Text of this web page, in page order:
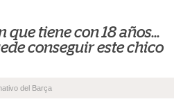
tiene con 18 años...
conseguir este chico
del Barça